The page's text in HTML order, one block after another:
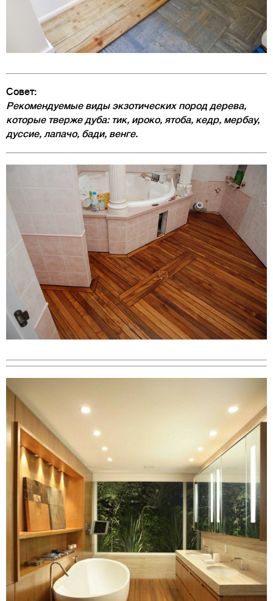
Совет:
Рекомендуемые виды экзотических пород дерева,
которые тверже дуба: тик, ироко, ятоба, кедр, мербау,
дуссие, лапачо, бади, венге.